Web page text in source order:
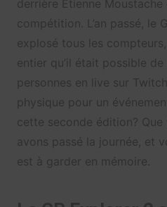
derrière Étienne
compétition. L’an passé, le
explosé tous les
entier qu’il était possible
personnes en live sur
physique pour un
cette seconde édition?
avons passé la journée, et
est à garder en mémoire.